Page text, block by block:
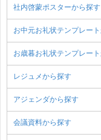
社内啓蒙ポスターから探す
お中元お礼状テンプレー
お歳暮お礼状テンプレー
レジュメから探す
アジェンダから探す
会議資料から探す